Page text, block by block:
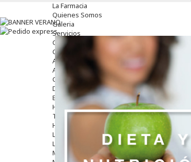
La Farmacia
Quienes Somos
Galeria
Servicios
Cosmética
Cosmética Facial
Antiacné
Antiedad
Contorno De Ojos
Despigmentantes
Exfoliantes
Hidratantes
Tratamientos De Noche
Hombre
Limpieza
Labiales
Maquillajes Y Color